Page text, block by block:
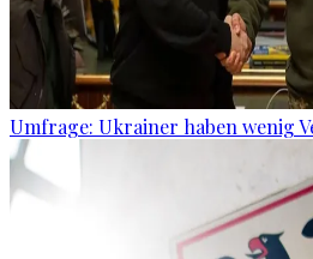
Umfrage: Ukrainer haben wenig